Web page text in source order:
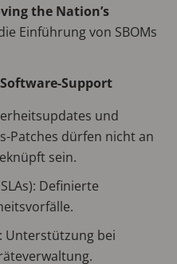
the Nation’s
Einführung von SBOMs
Support
und
Patches dürfen nicht an
sein.
Definierte
Unterstützung bei